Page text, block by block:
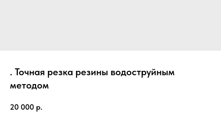
. Точная резка резины водоструйным
методом
20 000 р.